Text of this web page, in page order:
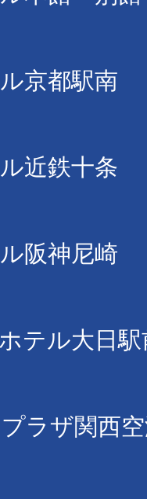
京都駅南
近鉄十条
阪神尼崎
テル大日駅
ラザ関西